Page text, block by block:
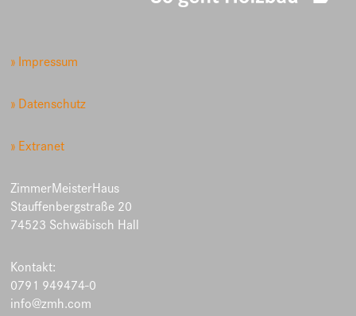
» Impressum
» Datenschutz
» Extranet
ZimmerMeisterHaus
Stauffenbergstraße 20
74523 Schwäbisch Hall
Kontakt:
0791 949474-0
info@zmh.com